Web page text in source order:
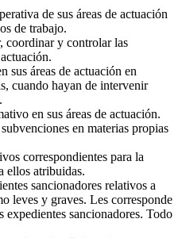
de sus áreas de actuación
de trabajo.
coordinar y controlar las
sus áreas de actuación en
cuando hayan de intervenir
en sus áreas de actuación.
en materias propias
correspondientes para la
ellos atribuidas.
sancionadores relativos a
leves y graves. Les corresponde
expedientes sancionadores. Todo